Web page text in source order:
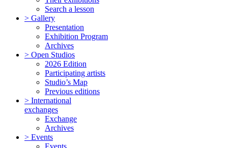
Search a lesson
> Gallery
Presentation
Exhibition Program
Archives
> Open Studios
2026 Edition
Participating artists
Studio’s Map
Previous editions
> International
exchanges
Exchange
Archives
> Events
Events